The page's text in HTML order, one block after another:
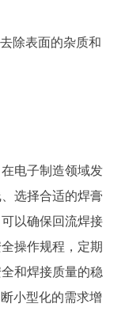
除表面的杂质和
电子制造领域发
选择合适的焊膏
以确保回流焊接
操作规程，定期
和焊接质量的稳
小型化的需求增